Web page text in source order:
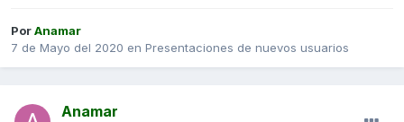
PorAnamar
7 de Mayo del 2020 en Presentaciones de nuevos usuarios
Anamar